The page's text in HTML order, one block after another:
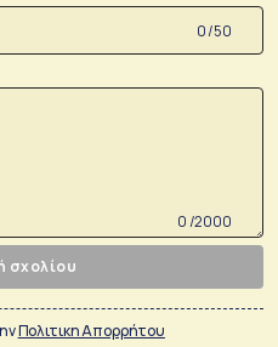
0 /50
0 /2000
σχολίου
Πολιτικη Απορρήτου